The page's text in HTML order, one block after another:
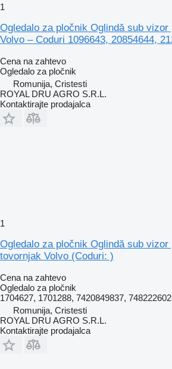
1
Ogledalo za pločnik Oglindă sub
Volvo – Coduri 1096643, 20854644,
Cena na zahtevo
Ogledalo za pločnik
Romunija, Cristesti
ROYAL DRU AGRO S.R.L.
Kontaktirajte prodajalca
1
Ogledalo za pločnik Oglindă sub vizor
tovornjak Volvo (Coduri: )
Cena na zahtevo
Ogledalo za pločnik
1704627, 1701288, 7420849837,
Romunija, Cristesti
ROYAL DRU AGRO S.R.L.
Kontaktirajte prodajalca